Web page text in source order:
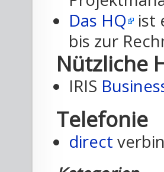
Das HQ
ist
bis zur
Nützliche
IRIS
Telefonie
direct